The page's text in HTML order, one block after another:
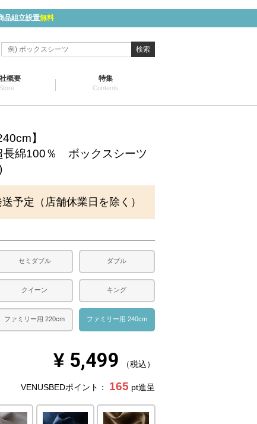
品組立設置無料
検索
概要
Store
特集
Contents
】
長綿100％ ボックスシーツ
予定（店舗休業日を除く）
セミダブル ダブル
クイーン キング
ファミリー用 220cm ファミリー用 240cm
¥ 5,499 税込
VENUSBEDポイント： 165 pt進呈